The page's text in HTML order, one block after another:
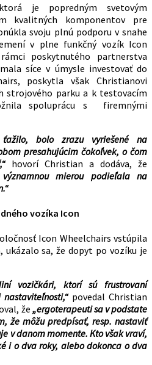
je popredným svetovým
kvalitných komponentov pre
svoju plnú podporu v snahe
v plne funkčný vozík Icon
poskytnutého partnerstva
síce v úmysle investovať do
poskytla však Christianovi
strojového parku a k testovacím
spoluprácu s firemnými
bolo zrazu vyriešené na
presahujúcim čokoľvek, o čom
hovorí Christian a dodáva, že
mierou podieľala na
vozíka Icon
Icon Wheelchairs vstúpila
ukázalo sa, že dopyt po vozíku je
vozičkári, ktorí sú frustrovaní
povedal Christian
že „ergoterapeuti sa v podstate
že môžu predpísať, resp. nastaviť
v danom momente. Kto však vraví,
i o dva roky, alebo dokonca o dva